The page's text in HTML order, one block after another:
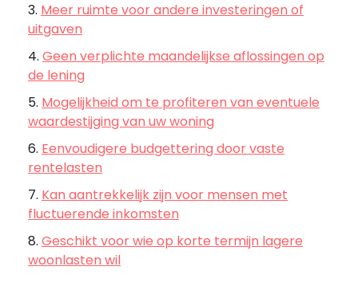
Meer ruimte voor andere investeringen of
uitgaven
Geen verplichte maandelijkse aflossingen op
de lening
Mogelijkheid om te profiteren van eventuele
waardestijging van uw woning
Eenvoudigere budgettering door vaste
rentelasten
Kan aantrekkelijk zijn voor mensen met
fluctuerende inkomsten
Geschikt voor wie op korte termijn lagere
woonlasten wil